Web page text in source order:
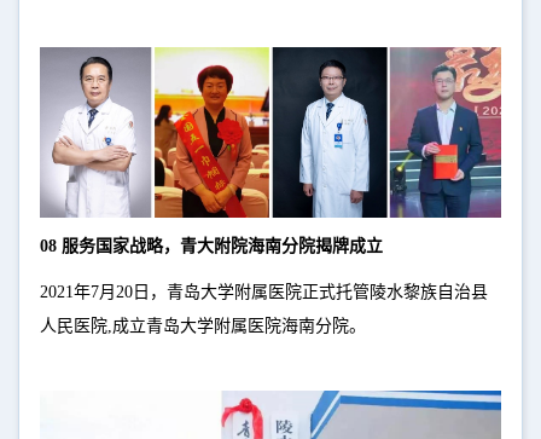
08 服务国家战略，青大附院海南分院揭牌成立
2021年7月20日，青岛大学附属医院正式托管陵水黎族自治县
人民医院,成立青岛大学附属医院海南分院。